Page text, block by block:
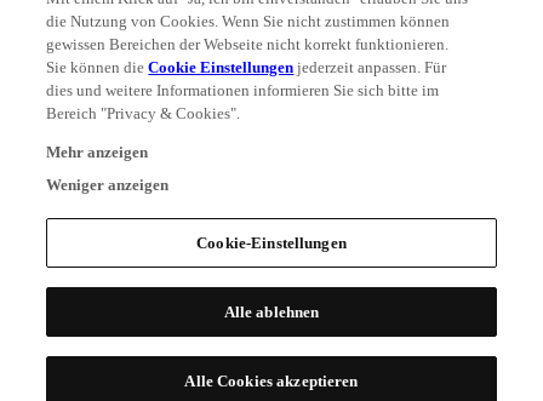
die Nutzung von Cookies. Wenn Sie nicht zustimmen können
gewissen Bereichen der Webseite nicht korrekt funktionieren.
Sie können die
Cookie Einstellungen
jederzeit anpassen. Für
dies und weitere Informationen informieren Sie sich bitte im
Bereich "Privacy & Cookies".
Mehr anzeigen
Weniger anzeigen
Cookie-Einstellungen
Alle ablehnen
Alle Cookies akzeptieren